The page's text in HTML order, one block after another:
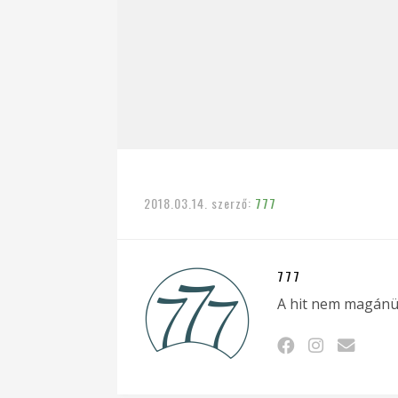
2018.03.14. szerző: 777
777
A hit nem